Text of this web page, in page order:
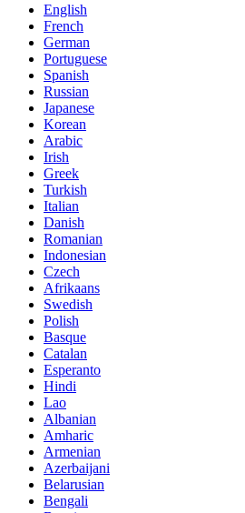
English
French
German
Portuguese
Spanish
Russian
Japanese
Korean
Arabic
Irish
Greek
Turkish
Italian
Danish
Romanian
Indonesian
Czech
Afrikaans
Swedish
Polish
Basque
Catalan
Esperanto
Hindi
Lao
Albanian
Amharic
Armenian
Azerbaijani
Belarusian
Bengali